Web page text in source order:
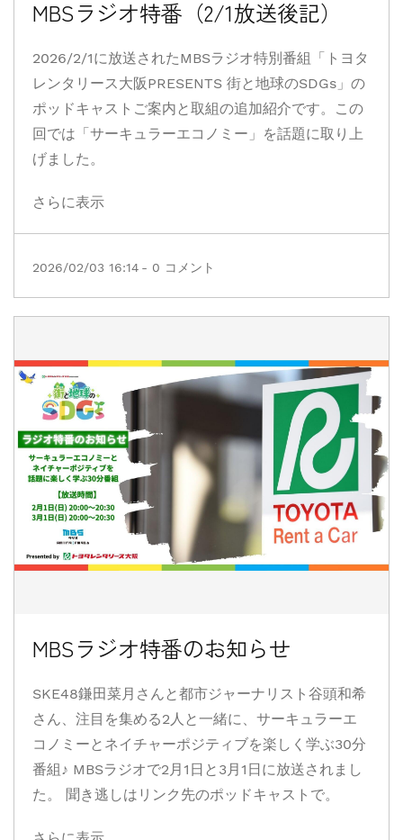
MBSラジオ特番（2/1放送後記）
2026/2/1に放送されたMBSラジオ特別番組「トヨタ
レンタリース大阪PRESENTS 街と地球のSDGs」の
ポッドキャストご案内と取組の追加紹介です。この
回では「サーキュラーエコノミー」を話題に取り上
げました。
さらに表示
2026/02/03 16:14 - 0 コメント
MBSラジオ特番のお知らせ
SKE48鎌田菜月さんと都市ジャーナリスト谷頭和希
さん、注目を集める2人と一緒に、サーキュラーエ
コノミーとネイチャーポジティブを楽しく学ぶ30分
番組♪ MBSラジオで2月1日と3月1日に放送されまし
た。 聞き逃しはリンク先のポッドキャストで。